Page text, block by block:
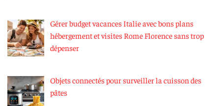
Gérer budget vacances Italie avec bons plans
hébergement et visites Rome Florence sans trop
dépenser
Objets connectés pour surveiller la cuisson des
pâtes